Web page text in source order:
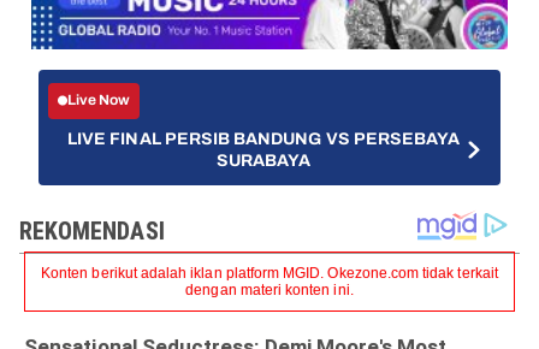
Live Now
LIVE FINAL PERSIB BANDUNG VS PERSEBAYA
SURABAYA